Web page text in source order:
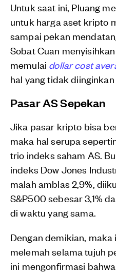
Untuk saat ini, Pluang
untuk harga aset kripto
sampai pekan
Sobat Cuan
memulai dollar cost
hal yang tidak
Pasar AS Sepekan
Jika pasar kripto bisa
maka hal serupa
trio indeks saham AS.
indeks Dow Jones
malah amblas 2,9%,
S&P500 sebesar 3,1%
di waktu yang sama.
Dengan demikian,
melemah selama tujuh
ini mengonfirmasi